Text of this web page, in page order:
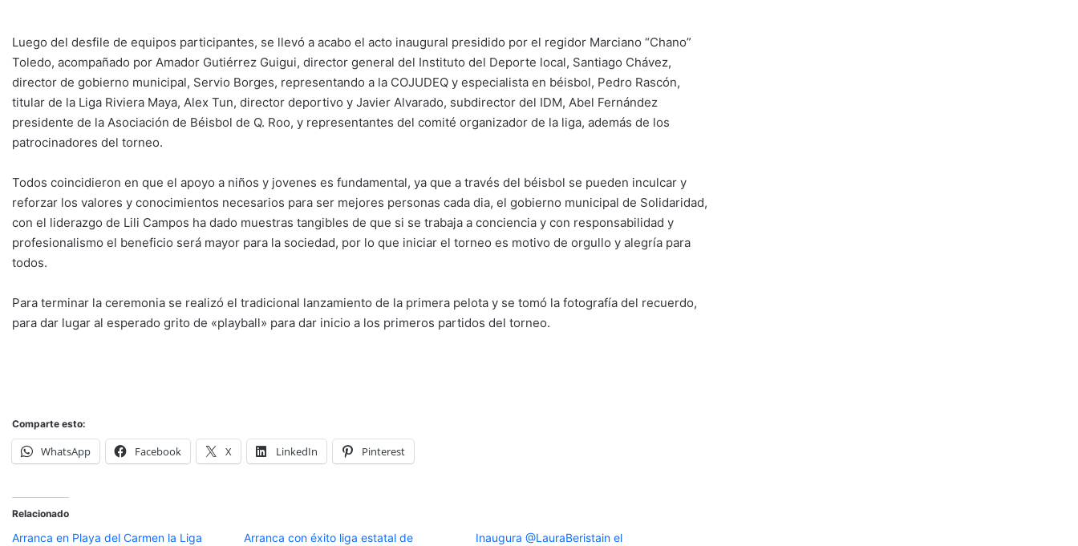
Luego del desfile de equipos participantes, se llevó a acabo el acto inaugural presidido por el regidor Marciano “Chano”
Toledo, acompañado por Amador Gutiérrez Guigui, director general del Instituto del Deporte local, Santiago Chávez,
director de gobierno municipal, Servio Borges, representando a la COJUDEQ y especialista en béisbol, Pedro Rascón,
titular de la Liga Riviera Maya, Alex Tun, director deportivo y Javier Alvarado, subdirector del IDM, Abel Fernández
presidente de la Asociación de Béisbol de Q. Roo, y representantes del comité organizador de la liga, además de los
patrocinadores del torneo.
Todos coincidieron en que el apoyo a niños y jovenes es fundamental, ya que a través del béisbol se pueden inculcar y
reforzar los valores y conocimientos necesarios para ser mejores personas cada dia, el gobierno municipal de Solidaridad,
con el liderazgo de Lili Campos ha dado muestras tangibles de que si se trabaja a conciencia y con responsabilidad y
profesionalismo el beneficio será mayor para la sociedad, por lo que iniciar el torneo es motivo de orgullo y alegría para
todos.
Para terminar la ceremonia se realizó el tradicional lanzamiento de la primera pelota y se tomó la fotografía del recuerdo,
para dar lugar al esperado grito de «playball» para dar inicio a los primeros partidos del torneo.
Comparte esto:
WhatsApp Facebook X LinkedIn Pinterest
Relacionado
Arranca en Playa del Carmen la Liga Arranca con éxito liga estatal de Inaugura @LauraBeristain el